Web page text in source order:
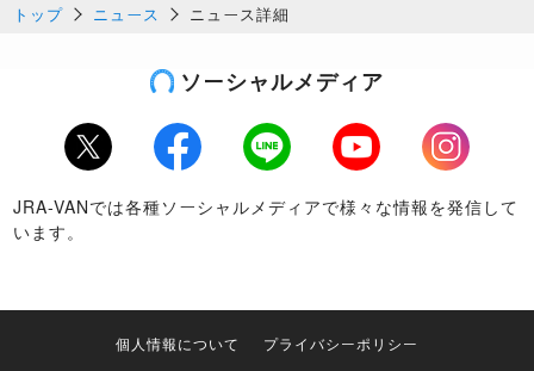
トップ ニュース ニュース詳細
ソーシャルメディア
Twitter Facebook LINE Youtube
Instagram
JRA-VANでは各種ソーシャルメディアで様々な情報を発信して
います。
個人情報について
プライバシーポリシー